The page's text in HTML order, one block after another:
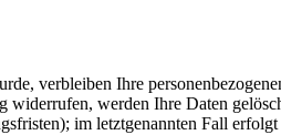
verbleiben Ihre
werden Ihre Daten
im letztgenannten Fall